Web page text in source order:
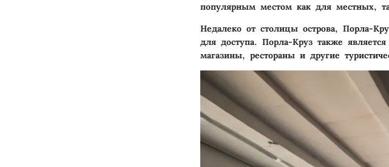
популярным местом как для местных,
Недалеко от столицы острова, Порла-
для доступа. Порла-Круз также
магазины, рестораны и другие